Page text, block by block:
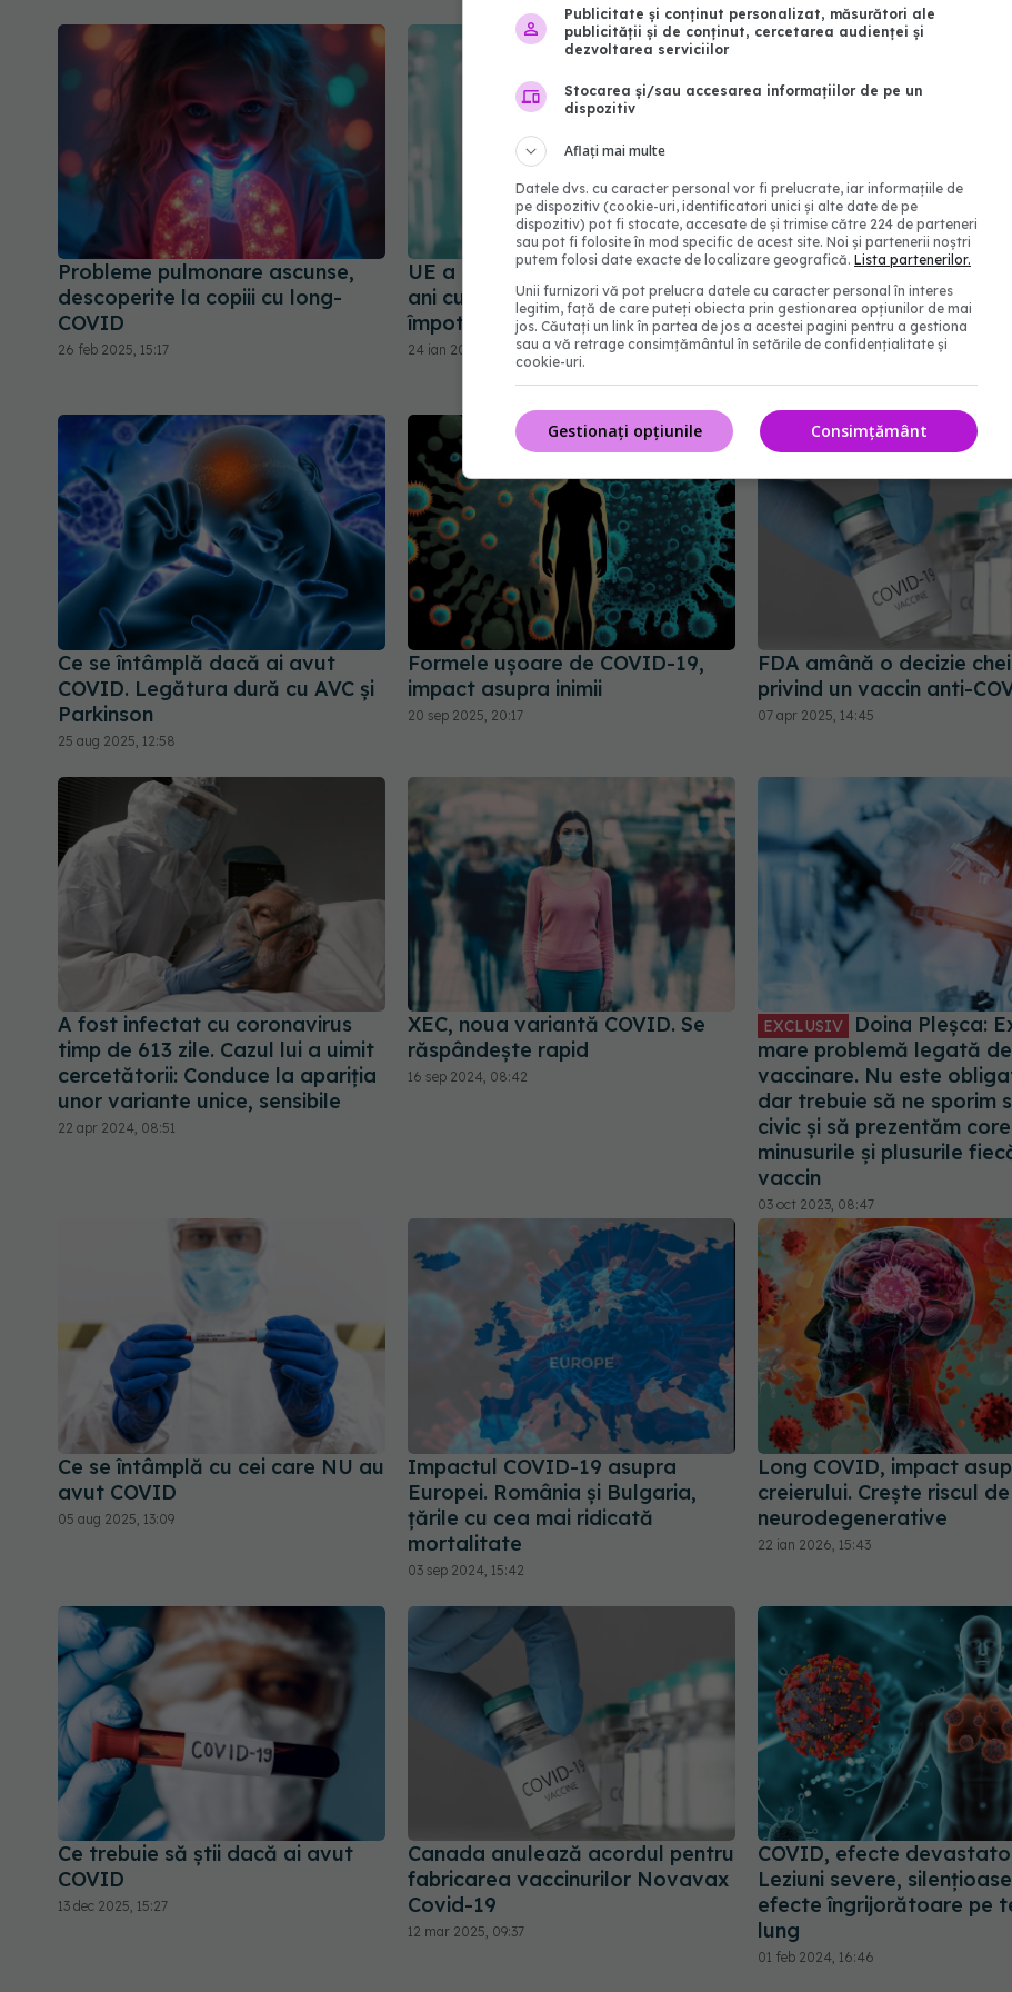
Probleme pulmonare ascunse,
descoperite la copiii cu long-
COVID
26 feb 2025, 15:17
UE a semnat un contract pe 4
ani cu Moderna pentru vaccinuri
împotriva COVID-19
24 ian 2025, 20:30
EXCLUSIV
Remdesivir,
tratamentul injectabil
COVID. Prof. dr. Simin Aysel
Florescu: Administrarea
Ce se întâmplă dacă ai avut
COVID. Legătura dură cu AVC și
Parkinson
25 aug 2025, 12:58
Formele ușoare de COVID-19,
impact asupra inimii
20 sep 2025, 20:17
FDA amână o decizie
privind un vaccin anti-
07 apr 2025, 14:45
A fost infectat cu coronavirus
timp de 613 zile. Cazul lui a uimit
cercetătorii: Conduce la apariția
unor variante unice, sensibile
22 apr 2024, 08:51
XEC, noua variantă COVID. Se
răspândește rapid
16 sep 2024, 08:42
EXCLUSIV
Doina Pleșca:
mare problemă legată de
vaccinare. Nu este
dar trebuie să ne sporim
civic și să prezentăm
minusurile și plusurile
vaccin
03 oct 2023, 08:47
Ce se întâmplă cu cei care NU au
avut COVID
05 aug 2025, 13:09
Impactul COVID-19 asupra
Europei. România și Bulgaria,
țările cu cea mai ridicată
mortalitate
03 sep 2024, 15:42
Long COVID, impact
creierului. Crește riscul
neurodegenerative
22 ian 2026, 15:43
Ce trebuie să știi dacă ai avut
COVID
13 dec 2025, 15:27
Canada anulează acordul pentru
fabricarea vaccinurilor Novavax
Covid-19
12 mar 2025, 09:37
COVID, efecte
Leziuni severe,
efecte îngrijorătoare pe
lung
01 feb 2024, 16:46
Publicitate și conținut personalizat, măsurători ale
publicității și de conținut, cercetarea audienței și
dezvoltarea serviciilor
Stocarea și/sau accesarea informațiilor de pe un
dispozitiv
Aflați mai multe
Datele dvs. cu caracter personal vor fi prelucrate, iar informațiile de
pe dispozitiv (cookie-uri, identificatori unici și alte date de pe
dispozitiv) pot fi stocate, accesate de și trimise către 224 de parteneri
sau pot fi folosite în mod specific de acest site. Noi și partenerii noștri
putem folosi date exacte de localizare geografică. Lista partenerilor.
Unii furnizori vă pot prelucra datele cu caracter personal în interes
legitim, față de care puteți obiecta prin gestionarea opțiunilor de mai
jos. Căutați un link în partea de jos a acestei pagini pentru a gestiona
sau a vă retrage consimțământul în setările de confidențialitate și
cookie-uri.
Consimțământ
Gestionați opțiunile